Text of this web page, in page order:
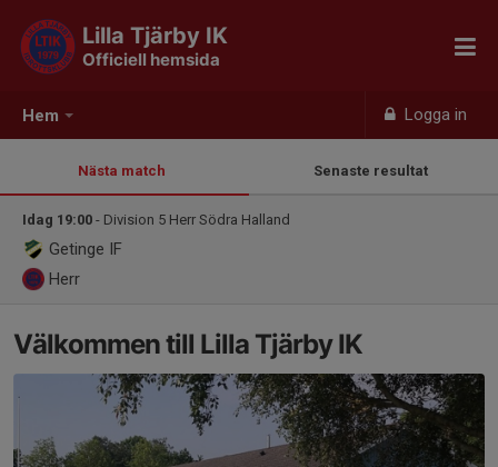
Hem Logga in
Lilla Tjärby IK
Officiell hemsida
Nästa match Senaste resultat
Idag 19:00 - Division 5 Herr Södra Halland
Getinge IF
Herr
Välkommen till Lilla Tjärby IK